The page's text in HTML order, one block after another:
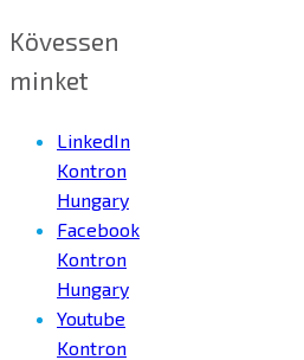
Kövessen
minket
LinkedIn
Kontron
Hungary
Facebook
Kontron
Hungary
Youtube
Kontron